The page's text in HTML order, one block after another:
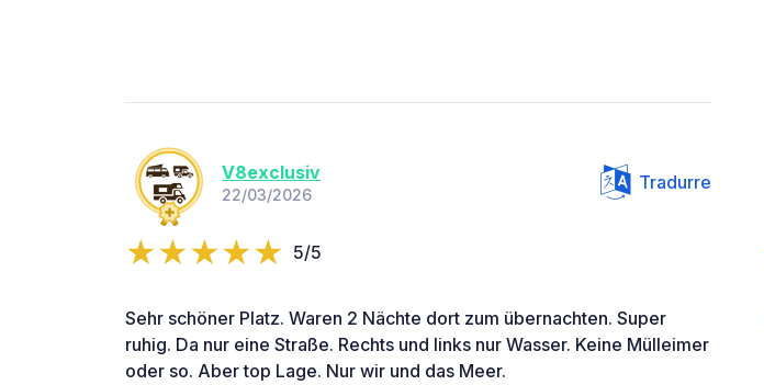
V8exclusiv
22/03/2026
Tradurre
5/5
Sehr schöner Platz. Waren 2 Nächte dort zum übernachten. Super
ruhig. Da nur eine Straße. Rechts und links nur Wasser. Keine Mülleimer
oder so. Aber top Lage. Nur wir und das Meer.